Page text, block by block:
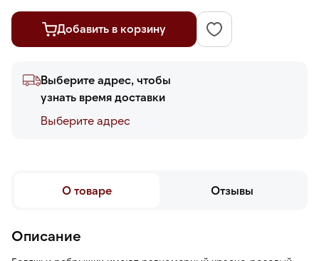
Добавить в корзину
Выберите адрес, чтобы
узнать время доставки
Выберите адреc
О товаре Отзывы
Описание